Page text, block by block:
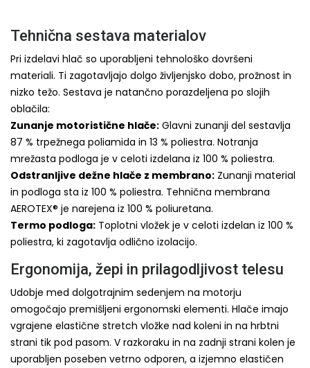
Tehnična sestava materialov
Pri izdelavi hlač so uporabljeni tehnološko dovršeni
materiali. Ti zagotavljajo dolgo življenjsko dobo, prožnost in
nizko težo. Sestava je natančno porazdeljena po slojih
oblačila:
Zunanje motoristične hlače: Glavni zunanji del sestavlja
87 % trpežnega poliamida in 13 % poliestra. Notranja
mrežasta podloga je v celoti izdelana iz 100 % poliestra.
Odstranljive dežne hlače z membrano: Zunanji material
in podloga sta iz 100 % poliestra. Tehnična membrana
AEROTEX® je narejena iz 100 % poliuretana.
Termo podloga: Toplotni vložek je v celoti izdelan iz 100 %
poliestra, ki zagotavlja odlično izolacijo.
Ergonomija, žepi in prilagodljivost telesu
Udobje med dolgotrajnim sedenjem na motorju
omogočajo premišljeni ergonomski elementi. Hlače imajo
vgrajene elastične stretch vložke nad koleni in na hrbtni
strani tik pod pasom. V razkoraku in na zadnji strani kolen je
uporabljen poseben vetrno odporen, a izjemno elastičen